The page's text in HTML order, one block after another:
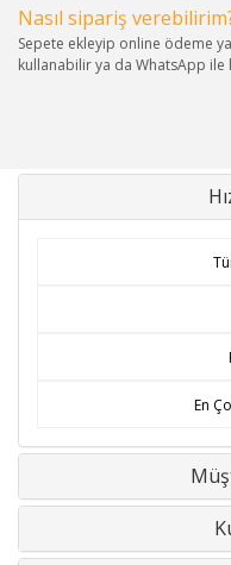
Nasıl sipariş
Sepete ekleyip online ödeme
kullanabilir ya da WhatsApp ile
En